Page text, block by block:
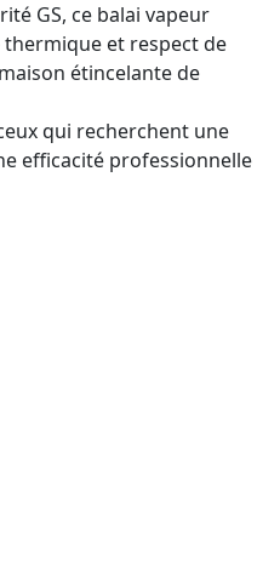
GS, ce balai vapeur
et respect de
étincelante de
qui recherchent une
efficacité professionnelle